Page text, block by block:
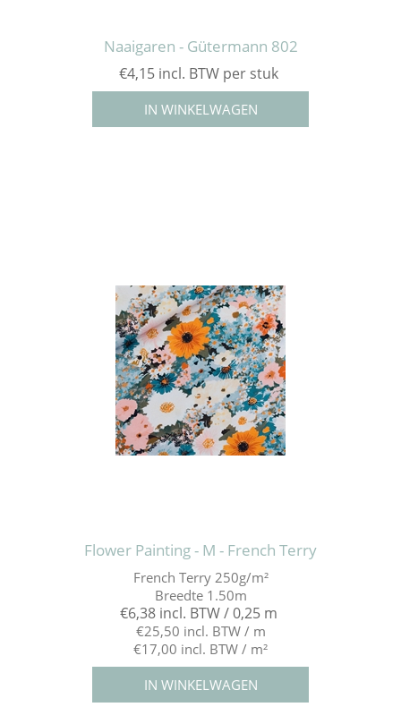
Naaigaren - Gütermann 802
€4,15 incl. BTW per stuk
Flower Painting - M - French Terry
French Terry 250g/m²
Breedte 1.50m
€6,38 incl. BTW / 0,25 m
€25,50 incl. BTW / m
€17,00 incl. BTW / m²